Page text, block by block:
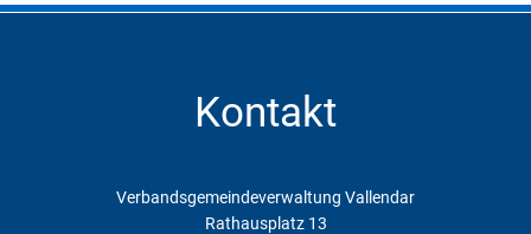
Kontakt
Verbandsgemeindeverwaltung Vallendar
Rathausplatz 13